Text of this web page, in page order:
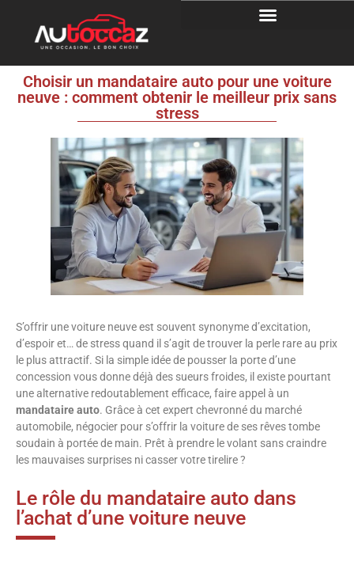
Choisir un mandataire auto pour une voiture
neuve : comment obtenir le meilleur prix sans
stress
S’offrir une voiture neuve est souvent synonyme d’excitation,
d’espoir et… de stress quand il s’agit de trouver la perle rare au prix
le plus attractif. Si la simple idée de pousser la porte d’une
concession vous donne déjà des sueurs froides, il existe pourtant
une alternative redoutablement efficace, faire appel à un
mandataire auto. Grâce à cet expert chevronné du marché
automobile, négocier pour s’offrir la voiture de ses rêves tombe
soudain à portée de main. Prêt à prendre le volant sans craindre
les mauvaises surprises ni casser votre tirelire ?
Le rôle du mandataire auto dans
l’achat d’une voiture neuve